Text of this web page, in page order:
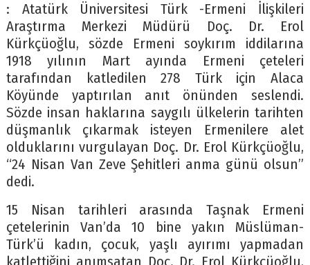
: Atatürk Üniversitesi Türk -Ermeni İlişkileri
Araştırma Merkezi Müdürü Doç. Dr. Erol
Kürkçüoğlu, sözde Ermeni soykırım iddilarına
1918 yılının Mart ayında Ermeni çeteleri
tarafından katledilen 278 Türk için Alaca
Köyünde yaptırılan anıt önünden seslendi.
Sözde insan haklarına saygılı ülkelerin tarihten
düşmanlık çıkarmak isteyen Ermenilere alet
olduklarını vurgulayan Doç. Dr. Erol Kürkçüoğlu,
“24 Nisan Van Zeve Şehitleri anma günü olsun”
dedi.
15 Nisan tarihleri arasında Taşnak Ermeni
çetelerinin Van’da 10 bine yakın Müslüman-
Türk’ü kadın, çocuk, yaşlı ayırımı yapmadan